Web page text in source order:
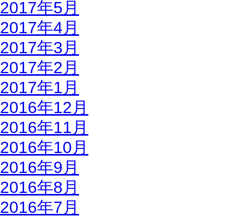
2017年5月
2017年4月
2017年3月
2017年2月
2017年1月
2016年12月
2016年11月
2016年10月
2016年9月
2016年8月
2016年7月